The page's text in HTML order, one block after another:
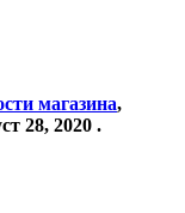
магазина,
28, 2020 .